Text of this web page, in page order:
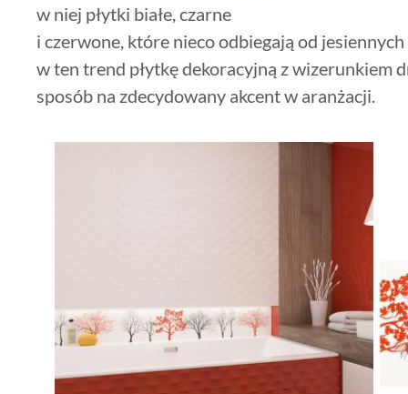
w niej płytki białe, czarne
i czerwone, które nieco odbiegają od
w ten trend płytkę dekoracyjną z wizerunkiem
sposób na zdecydowany akcent w aranżacji.